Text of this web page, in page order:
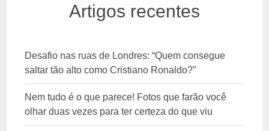
Artigos recentes
Desafio nas ruas de Londres: “Quem consegue
saltar tão alto como Cristiano Ronaldo?”
Nem tudo é o que parece! Fotos que farão você
olhar duas vezes para ter certeza do que viu